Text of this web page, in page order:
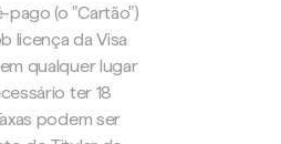
pago (o "Cartão")
licença da Visa
qualquer lugar
ter 18
podem ser